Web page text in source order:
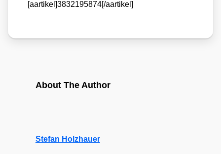
[aartikel]3832195874[/aartikel]
About The Author
Stefan Holzhauer